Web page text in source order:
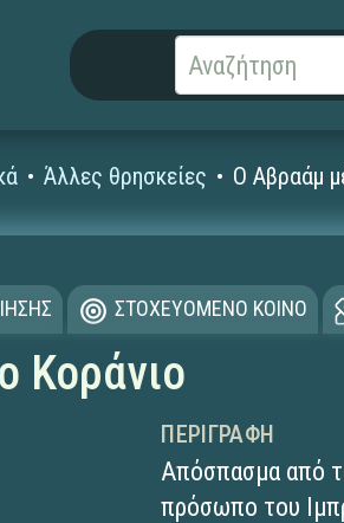
Άλλες θρησκείες Ο Αβραάμ
ΣΤΟΧΕΥΟΜΕΝΟ ΚΟΙΝΟ
Κοράνιο
ΠΕΡΙΓΡΑΦΉ
Απόσπασμα από
πρόσωπο του